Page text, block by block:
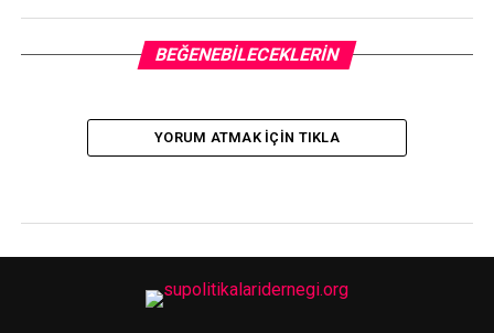
BEĞENEBILECEKLERIN
YORUM ATMAK IÇIN TIKLA